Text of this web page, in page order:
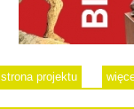
strona projektu